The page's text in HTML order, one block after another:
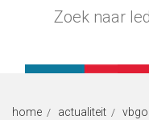
home / actualiteit / vbgo